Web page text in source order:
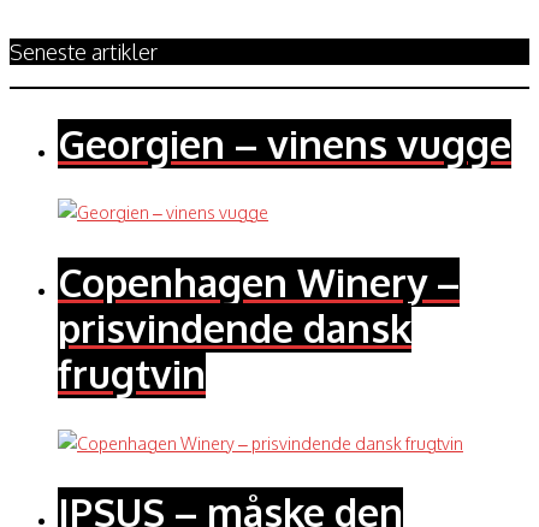
Seneste artikler
Georgien – vinens vugge
Copenhagen Winery –
prisvindende dansk
frugtvin
IPSUS – måske den